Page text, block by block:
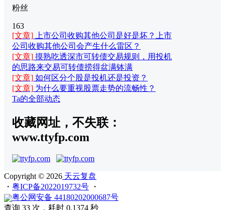
粉丝
163
[文章] 上市公司收购其他公司是好是坏？上市
公司收购其他公司会产生什么雷区？
[文章] 摸熟吃透深市可转债交易规则，用投机
的思路来交易可转债捞得盆满钵满
[文章] 如何区分个股是投机还是投资？
[文章] 为什么要重视股票走势的流畅性？
Ta的全部动态
收藏网址，不失联：
www.ttyfp.com
Copyright © 2026 天云复盘
・ 粤ICP备2022019732号
・
粤公网安备 44180202000687号
查询 33 次，耗时 0.1374 秒